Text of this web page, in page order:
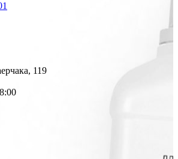
119